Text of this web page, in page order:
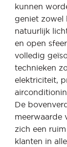
kunnen
geniet zowel
natuurlijk
en open
volledig
technieken
elektriciteit,
De
meerwaarde
zich een
klanten in